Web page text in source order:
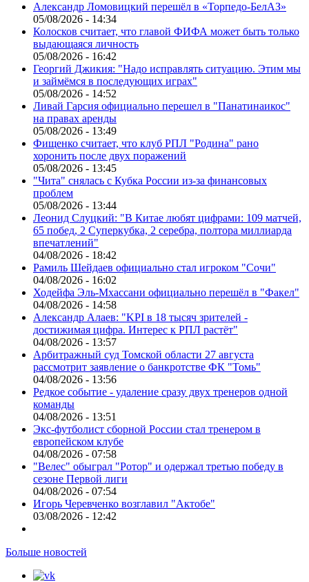
Александр Ломовицкий перешёл в «Торпедо-БелАЗ»
05/08/2026 - 14:34
Колосков считает, что главой ФИФА может быть только
выдающаяся личность
05/08/2026 - 16:42
Георгий Джикия: "Надо исправлять ситуацию. Этим мы
и займёмся в последующих играх"
05/08/2026 - 14:52
Ливай Гарсия официально перешел в "Панатинаикос"
на правах аренды
05/08/2026 - 13:49
Фищенко считает, что клуб РПЛ "Родина" рано
хоронить после двух поражений
05/08/2026 - 13:45
"Чита" снялась с Кубка России из-за финансовых
проблем
05/08/2026 - 13:44
Леонид Слуцкий: "В Китае любят цифрами: 109 матчей,
65 побед, 2 Суперкубка, 2 серебра, полтора миллиарда
впечатлений"
04/08/2026 - 18:42
Рамиль Шейдаев официально стал игроком "Сочи"
04/08/2026 - 16:02
Ходейфа Эль-Мхассани официально перешёл в "Факел"
04/08/2026 - 14:58
Александр Алаев: "KPI в 18 тысяч зрителей -
достижимая цифра. Интерес к РПЛ растёт"
04/08/2026 - 13:57
Арбитражный суд Томской области 27 августа
рассмотрит заявление о банкротстве ФК "Томь"
04/08/2026 - 13:56
Редкое событие - удаление сразу двух тренеров одной
команды
04/08/2026 - 13:51
Экс-футболист сборной России стал тренером в
европейском клубе
04/08/2026 - 07:58
"Велес" обыграл "Ротор" и одержал третью победу в
сезоне Первой лиги
04/08/2026 - 07:54
Игорь Черевченко возглавил "Актобе"
03/08/2026 - 12:42
Больше новостей